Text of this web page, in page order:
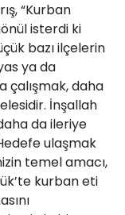
“Kurban
isterdi ki
bazı ilçelerin
ya da
çalışmak, daha
İnşallah
da ileriye
ulaşmak
temel amacı,
kurban eti